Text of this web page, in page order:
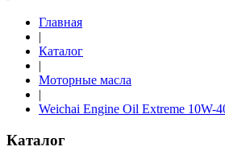
Главная
|
Каталог
|
Моторные масла
|
Weichai Engine Oil Extreme 10W-
Каталог